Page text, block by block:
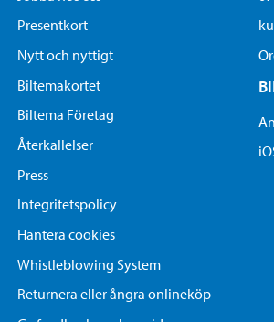
Presentkort
Nytt och nyttigt
Biltemakortet
Biltema Företag
Återkallelser
Press
Integritetspolicy
Hantera cookies
Whistleblowing System
Returnera eller ångra onlineköp